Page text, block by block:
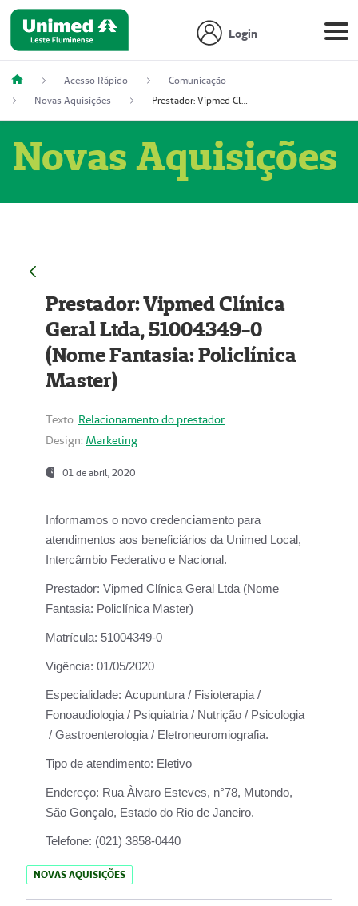
Login
Acesso Rápido
Comunicação
Novas Aquisições
Prestador: Vipmed Clínica Geral Ltda, 51004349-0 (Nome Fantasia: Policlínica Master)
Novas Aquisições
Prestador: Vipmed Clínica
Geral Ltda, 51004349-0
(Nome Fantasia: Policlínica
Master)
Texto: Relacionamento do prestador
Design: Marketing
01 de abril, 2020
Informamos o novo credenciamento para
atendimentos aos beneficiários da Unimed Local,
Intercâmbio Federativo e Nacional.
Prestador: Vipmed Clínica Geral Ltda (Nome
Fantasia: Policlínica Master)
Matrícula: 51004349-0
Vigência: 01/05/2020
Especialidade: Acupuntura / Fisioterapia /
Fonoaudiologia / Psiquiatria / Nutrição / Psicologia
/ Gastroenterologia / Eletroneuromiografia.
Tipo de atendimento: Eletivo
Endereço: Rua Àlvaro Esteves, n°78, Mutondo,
São Gonçalo, Estado do Rio de Janeiro.
Telefone: (021) 3858-0440
NOVAS AQUISIÇÕES